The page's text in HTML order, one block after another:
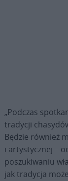
„Podczas
tradycji
Będzie również
i artystycznej –
poszukiwaniu
jak tradycja